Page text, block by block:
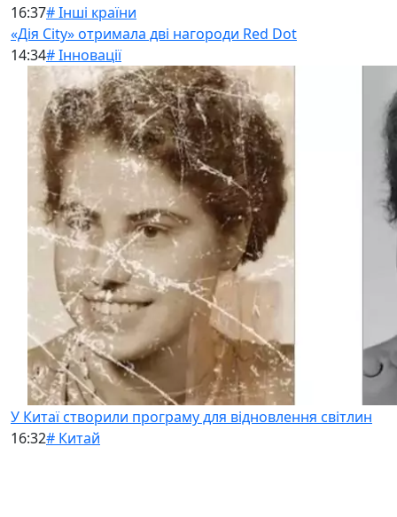
16:37# Інші країни
«Дія City» отримала дві нагороди Red Dot
14:34# Інновації
У Китаї створили програму для відновлення світлин
16:32# Китай